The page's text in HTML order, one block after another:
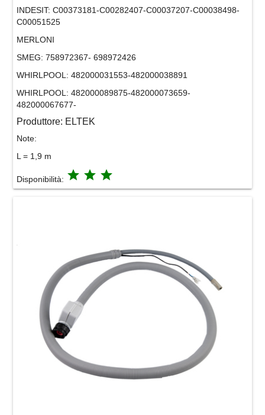
INDESIT: C00373181-C00282407-C00037207-C00038498-
C00051525
MERLONI
SMEG: 758972367- 698972426
WHIRLPOOL: 482000031553-482000038891
WHIRLPOOL: 482000089875-482000073659-
482000067677-
Produttore: ELTEK
Note:
L = 1,9 m
Disponibilità: grade grade grade